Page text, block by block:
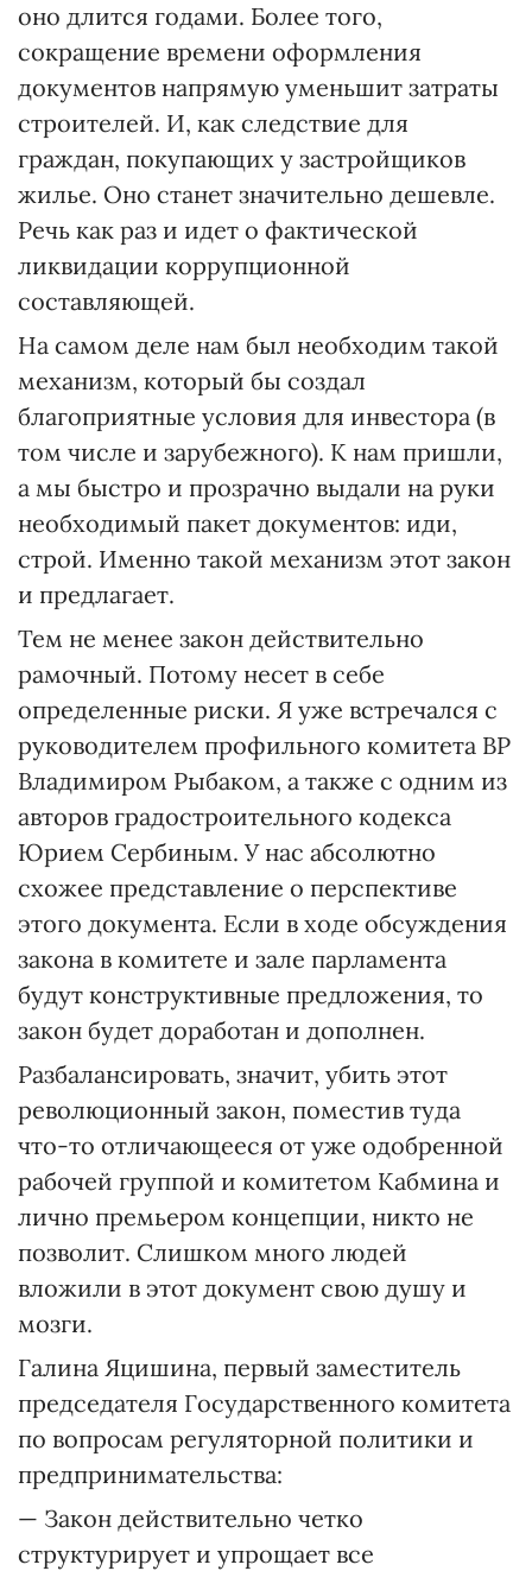
оно длится годами. Более того,
сокращение времени оформления
документов напрямую уменьшит затраты
строителей. И, как следствие для
граждан, покупающих у застройщиков
жилье. Оно станет значительно дешевле.
Речь как раз и идет о фактической
ликвидации коррупционной
составляющей.
На самом деле нам был необходим такой
механизм, который бы создал
благоприятные условия для инвестора (в
том числе и зарубежного). К нам пришли,
а мы быстро и прозрачно выдали на руки
необходимый пакет документов: иди,
строй. Именно такой механизм этот закон
и предлагает.
Тем не менее закон действительно
рамочный. Потому несет в себе
определенные риски. Я уже встречался с
руководителем профильного комитета ВР
Владимиром Рыбаком, а также с одним из
авторов градостроительного кодекса
Юрием Сербиным. У нас абсолютно
схожее представление о перспективе
этого документа. Если в ходе обсуждения
закона в комитете и зале парламента
будут конструктивные предложения, то
закон будет доработан и дополнен.
Разбалансировать, значит, убить этот
революционный закон, поместив туда
что-то отличающееся от уже одобренной
рабочей группой и комитетом Кабмина и
лично премьером концепции, никто не
позволит. Слишком много людей
вложили в этот документ свою душу и
мозги.
Галина Яцишина, первый заместитель
председателя Государственного комитета
по вопросам регуляторной политики и
предпринимательства:
— Закон действительно четко
структурирует и упрощает все